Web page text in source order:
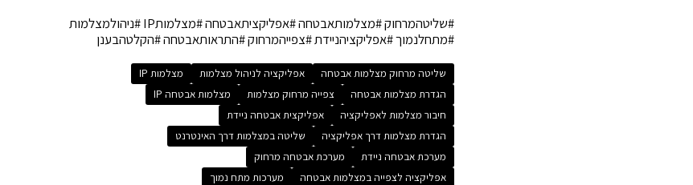
#שליטהמרחוק #מצלמותאבטחה #אפליקציתאבטחה #מצלמותIP #ניהולמצלמות
#מתחלנמוך #אפליקציהניידת #צפייהמרחוק #התראותאבטחה #הקלטהבענן
שליטה מרחוק מצלמות אבטחה אפליקציה לניהול מצלמות
מצלמות IP
הגדרת מצלמות אבטחה
צפייה מרחוק מצלמות
מצלמות אבטחה IP
חיבור מצלמות לאפליקציה
אפליקצית אבטחה ניידת
הגדרת מצלמות דרך אפליקציה
שליטה במצלמות דרך האינטרנט
מערכת אבטחה ניידת
מערכת אבטחה מרחוק
אפליקציה לצפייה במצלמות אבטחה
מערכות מתח נמוך